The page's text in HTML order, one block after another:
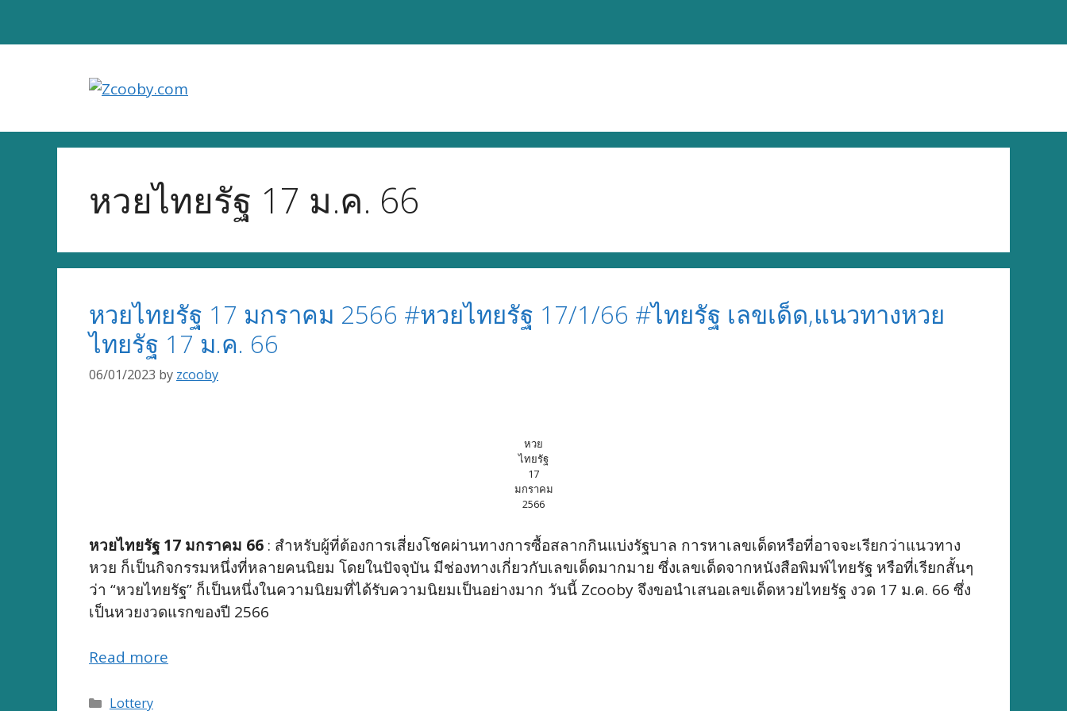
หวยไทยรัฐ 17 ม.ค. 66
หวยไทยรัฐ 17 มกราคม 2566 #หวยไทยรัฐ 17/1/66 #ไทยรัฐ เลขเด็ด,แนวทางหวย
ไทยรัฐ 17 ม.ค. 66
06/01/2023 by zcooby
หวย
ไทยรัฐ
17
มกราคม
2566
หวยไทยรัฐ 17 มกราคม 66 : สำหรับผู้ที่ต้องการเสี่ยงโชคผ่านทางการซื้อสลากกินแบ่งรัฐบาล การหาเลขเด็ดหรือที่อาจจะเรียกว่าแนวทาง
หวย ก็เป็นกิจกรรมหนึ่งที่หลายคนนิยม โดยในปัจจุบัน มีช่องทางเกี่ยวกับเลขเด็ดมากมาย ซึ่งเลขเด็ดจากหนังสือพิมพ์ไทยรัฐ หรือที่เรียกสั้นๆ
ว่า “หวยไทยรัฐ” ก็เป็นหนึ่งในความนิยมที่ได้รับความนิยมเป็นอย่างมาก วันนี้ Zcooby จึงขอนำเสนอเลขเด็ดหวยไทยรัฐ งวด 17 ม.ค. 66 ซึ่ง
เป็นหวยงวดแรกของปี 2566
Read more
Categories
Lottery